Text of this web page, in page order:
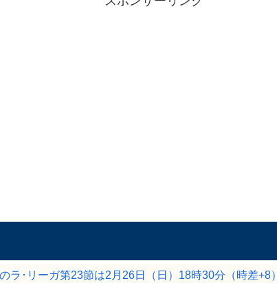
ラ･リーガ第23節は2月26日（日）18時30分（時差+8）